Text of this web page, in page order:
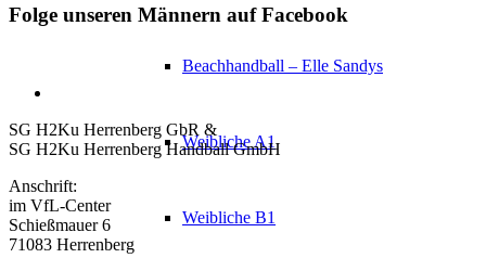
Beachhandball – Elle Sandys
Weibliche A1
Weibliche B1
Folge unseren Männern auf Facebook
SG H2Ku Herrenberg GbR &
SG H2Ku Herrenberg Handball GmbH
Anschrift:
im VfL-Center
Schießmauer 6
71083 Herrenberg